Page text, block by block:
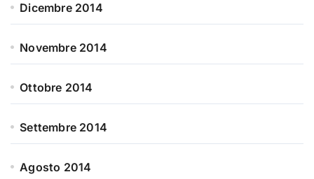
Dicembre 2014
Novembre 2014
Ottobre 2014
Settembre 2014
Agosto 2014